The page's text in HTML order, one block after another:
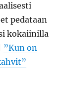
pedataan
kokaiinilla
”Kun on